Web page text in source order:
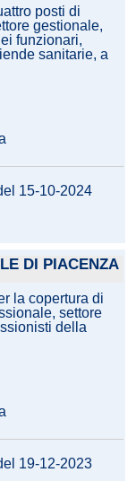
posti di
gestionale,
funzionari,
sanitarie, a
15-10-2024
DI PIACENZA
la copertura di
settore
della
19-12-2023